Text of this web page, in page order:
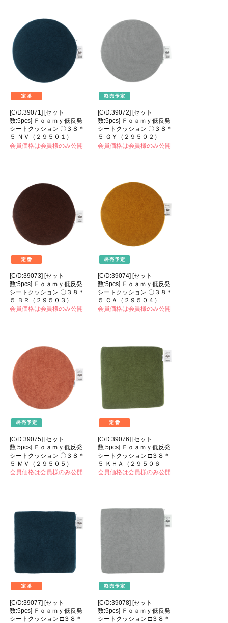
[C/D:39071] [セット
数:5pcs] Ｆｏａｍｙ低反発
シートクッション 〇３８＊
５ ＮＶ（２９５０１）
会員価格は会員様のみ公開
[C/D:39072] [セット
数:5pcs] Ｆｏａｍｙ低反発
シートクッション 〇３８＊
５ ＧＹ（２９５０２）
会員価格は会員様のみ公開
[C/D:39073] [セット
数:5pcs] Ｆｏａｍｙ低反発
シートクッション 〇３８＊
５ ＢＲ（２９５０３）
会員価格は会員様のみ公開
[C/D:39074] [セット
数:5pcs] Ｆｏａｍｙ低反発
シートクッション 〇３８＊
５ ＣＡ（２９５０４）
会員価格は会員様のみ公開
[C/D:39075] [セット
数:5pcs] Ｆｏａｍｙ低反発
シートクッション 〇３８＊
５ ＭＶ（２９５０５）
会員価格は会員様のみ公開
[C/D:39076] [セット
数:5pcs] Ｆｏａｍｙ低反発
シートクッション □３８＊
５ ＫＨＡ（２９５０６
会員価格は会員様のみ公開
[C/D:39077] [セット
数:5pcs] Ｆｏａｍｙ低反発
シートクッション □３８＊
[C/D:39078] [セット
数:5pcs] Ｆｏａｍｙ低反発
シートクッション □３８＊